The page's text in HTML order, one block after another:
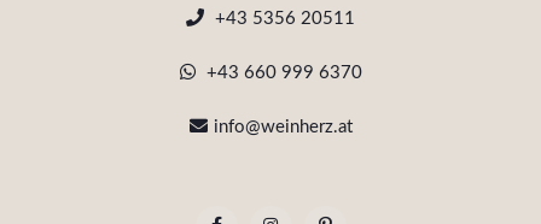
+43 5356 20511
+43 660 999 6370
info@weinherz.at